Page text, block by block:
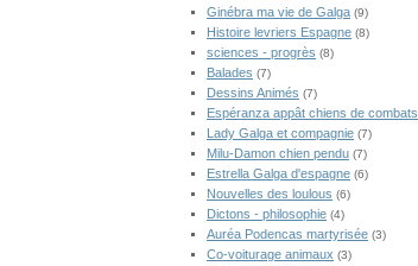
Ginébra ma vie de Galga (9)
Histoire levriers Espagne (8)
sciences - progrès (8)
Balades (7)
Dessins Animés (7)
Espéranza appât chiens de combats
Lady Galga et compagnie (7)
Milu-Damon chien pendu (7)
Estrella Galga d'espagne (6)
Nouvelles des loulous (6)
Dictons - philosophie (4)
Auréa Podencas martyrisée (3)
Co-voiturage animaux (3)